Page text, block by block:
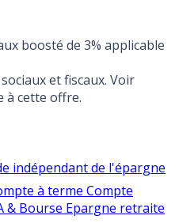
boosté de 3% applicable
et fiscaux. Voir
à cette offre.
indépendant de l'épargne
à terme Compte
& Bourse Epargne retraite